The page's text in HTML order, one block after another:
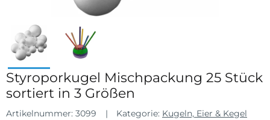
Styroporkugel Mischpackung 25 Stück
sortiert in 3 Größen
Artikelnummer: 3099 Kategorie: Kugeln, Eier & Kegel